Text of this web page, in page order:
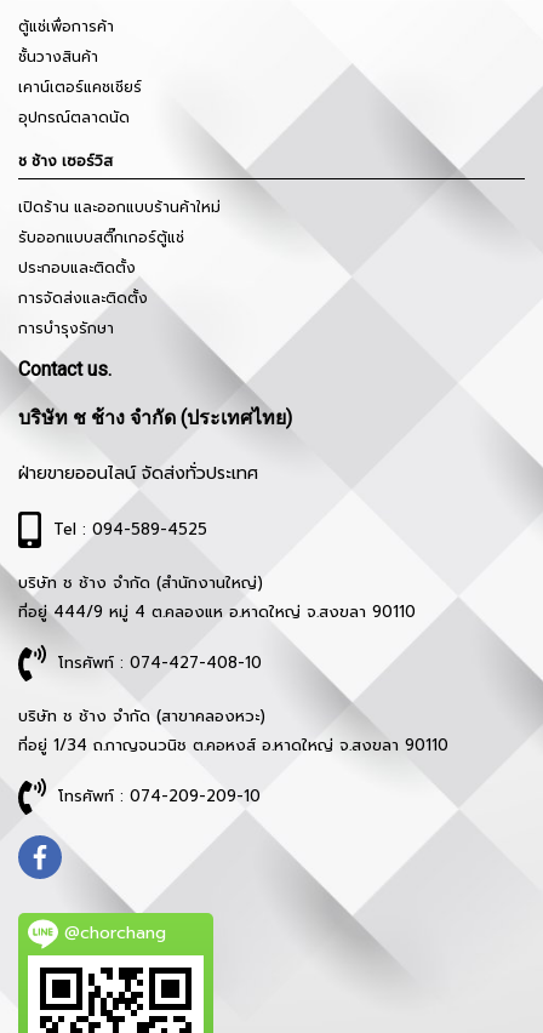
ตู้แช่เพื่อการค้า
ชั้นวางสินค้า
เคาน์เตอร์แคชเชียร์
อุปกรณ์ตลาดนัด
ช ช้าง เซอร์วิส
เปิดร้าน และออกแบบร้านค้าใหม่
รับออกแบบสติ๊กเกอร์ตู้แช่
ประกอบและติดตั้ง
การจัดส่งและติดตั้ง
การบำรุงรักษา
Contact us.
บริษัท ช ช้าง จำกัด (ประเทศไทย)
ฝ่ายขายออนไลน์ จัดส่งทั่วประเทศ
Tel : 094-589-4525
บริษัท ช ช้าง จำกัด (สำนักงานใหญ่)
ที่อยู่ 444/9 หมู่ 4 ต.คลองแห อ.หาดใหญ่ จ.สงขลา 90110
โทรศัพท์ : 074-427-408-10
บริษัท ช ช้าง จำกัด (สาขาคลองหวะ)
ที่อยู่ 1/34 ถ.กาญจนวนิช ต.คอหงส์ อ.หาดใหญ่ จ.สงขลา 90110
โทรศัพท์ : 074-209-209-10
@chorchang